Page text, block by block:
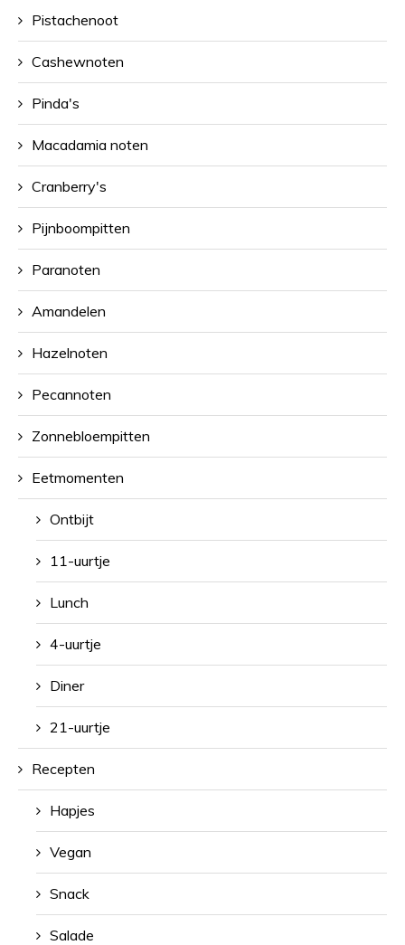
Pistachenoot
Cashewnoten
Pinda's
Macadamia noten
Cranberry's
Pijnboompitten
Paranoten
Amandelen
Hazelnoten
Pecannoten
Zonnebloempitten
Eetmomenten
Ontbijt
11-uurtje
Lunch
4-uurtje
Diner
21-uurtje
Recepten
Hapjes
Vegan
Snack
Salade